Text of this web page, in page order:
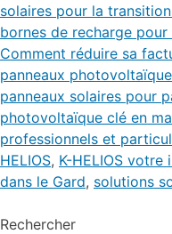
solaires pour la
bornes de recharge
Comment réduire sa
panneaux
panneaux solaires pour
photovoltaïque clé en
professionnels et
HELIOS, K-HELIOS votre
dans le Gard, solutions
Rechercher